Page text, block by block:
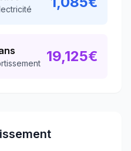
19,125€